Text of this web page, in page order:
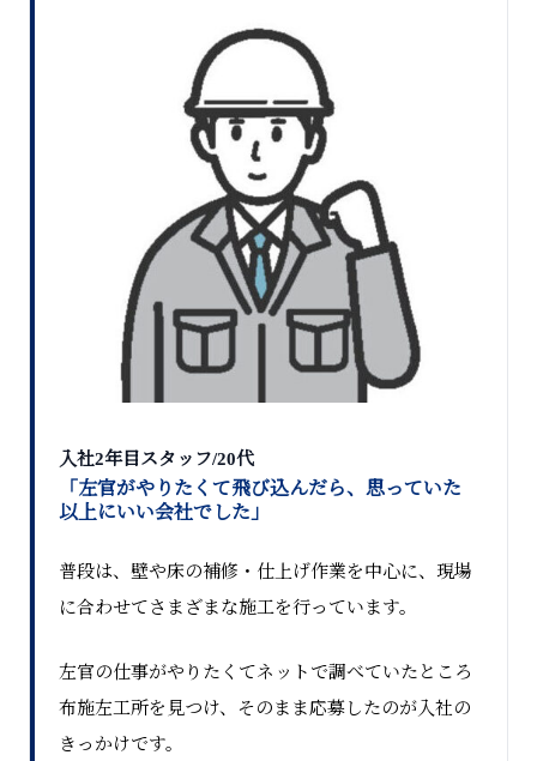
入社2年目スタッフ/20代
「左官がやりたくて飛び込んだら、思っていた
以上にいい会社でした」
普段は、壁や床の補修・仕上げ作業を中心に、現場
に合わせてさまざまな施工を行っています。
左官の仕事がやりたくてネットで調べていたところ
布施左工所を見つけ、そのまま応募したのが入社の
きっかけです。